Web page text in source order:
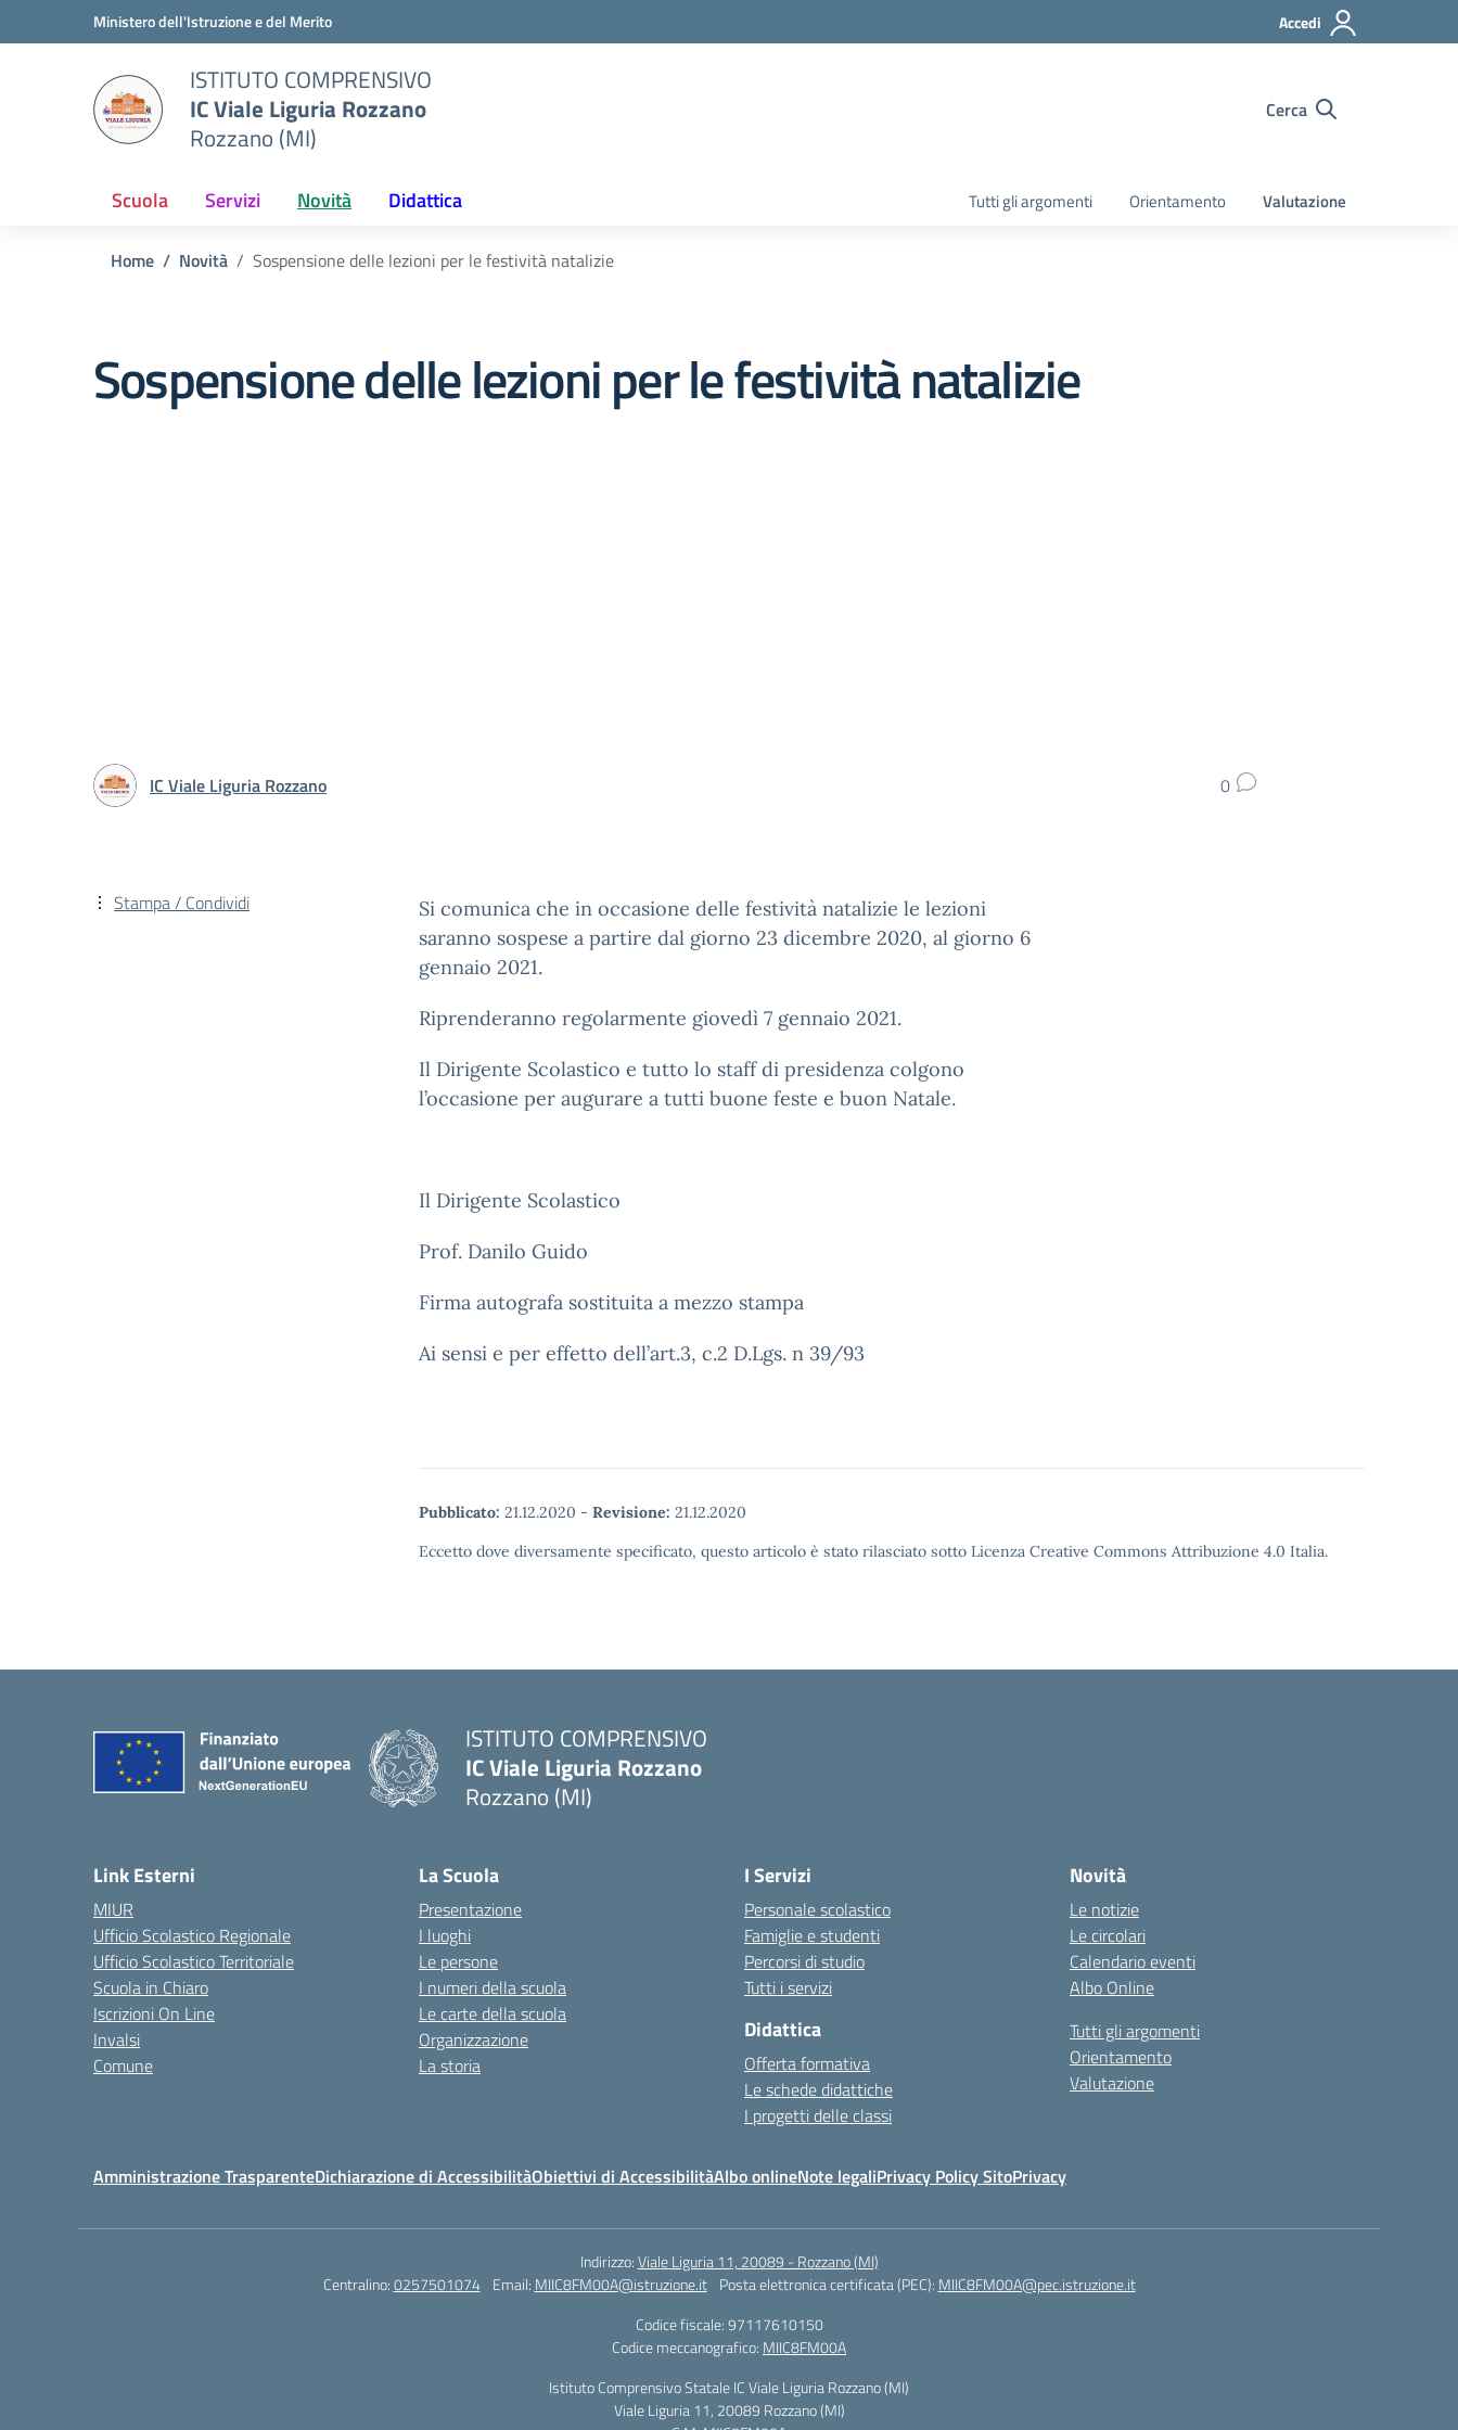
Vai ai contenuti
Vai al menu di navigazioneMinistero dell'Istruzione e del Merito Accedi
ISTITUTO COMPRENSIVO
IC Viale Liguria Rozzano
Rozzano (MI)
Cerca
Scuola Servizi Novità Didattica Tutti gli argomenti Orientamento Valutazione
Home Novità Sospensione delle lezioni per le festività natalizie
Sospensione delle lezioni per le festività natalizie
IC Viale Liguria Rozzano 0
Si comunica che in occasione delle festività natalizie le lezioni
saranno sospese a partire dal giorno 23 dicembre 2020, al giorno 6
gennaio 2021.
Riprenderanno regolarmente giovedì 7 gennaio 2021.
Il Dirigente Scolastico e tutto lo staff di presidenza colgono
l’occasione per augurare a tutti buone feste e buon Natale.
Il Dirigente Scolastico
Prof. Danilo Guido
Firma autografa sostituita a mezzo stampa
Ai sensi e per effetto dell’art.3, c.2 D.Lgs. n 39/93
Pubblicato: 21.12.2020 - Revisione: 21.12.2020
Eccetto dove diversamente specificato, questo articolo è stato rilasciato sotto Licenza Creative Commons Attribuzione 4.0 Italia.
Stampa / Condividi
ISTITUTO COMPRENSIVO
IC Viale Liguria Rozzano
Rozzano (MI)
Link Esterni
MIUR
Ufficio Scolastico Regionale
Ufficio Scolastico Territoriale
Scuola in Chiaro
Iscrizioni On Line
Invalsi
Comune
La Scuola
Presentazione
I luoghi
Le persone
I numeri della scuola
Le carte della scuola
Organizzazione
La storia
I Servizi
Personale scolastico
Famiglie e studenti
Percorsi di studio
Tutti i servizi
Didattica
Offerta formativa
Le schede didattiche
I progetti delle classi
Novità
Le notizie
Le circolari
Calendario eventi
Albo Online
Tutti gli argomenti
Orientamento
Valutazione
Amministrazione TrasparenteDichiarazione di AccessibilitàObiettivi di AccessibilitàAlbo onlineNote legaliPrivacy Policy SitoPrivacy
Indirizzo:Viale Liguria 11, 20089 - Rozzano (MI)
Centralino:0257501074 Email: MIIC8FM00A@istruzione.it Posta elettronica certificata (PEC): MIIC8FM00A@pec.istruzione.it
Codice fiscale: 97117610150
Codice meccanografico: MIIC8FM00A
Istituto Comprensivo Statale IC Viale Liguria Rozzano (MI)
Viale Liguria 11, 20089 Rozzano (MI)